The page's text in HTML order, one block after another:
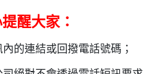
醒大家：
的連結或回撥電話號碼；